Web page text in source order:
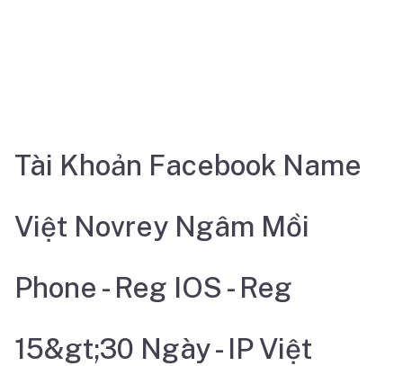
Tài Khoản Facebook Name
Việt Novrey Ngâm Mồi
Phone - Reg IOS - Reg
15&gt;30 Ngày - IP Việt